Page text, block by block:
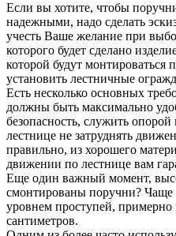
Если вы хотите, чтобы
надежными, надо сделать
учесть Ваше желание при
которого будет сделано
которой будут монтироваться
установить лестничные
Есть несколько основных
должны быть максимально
безопасность, служить
лестнице не затруднять
правильно, из хорошего
движении по лестнице вам
Еще один важный момент,
смонтированы поручни? Чаще
уровнем проступей, примерно
сантиметров.